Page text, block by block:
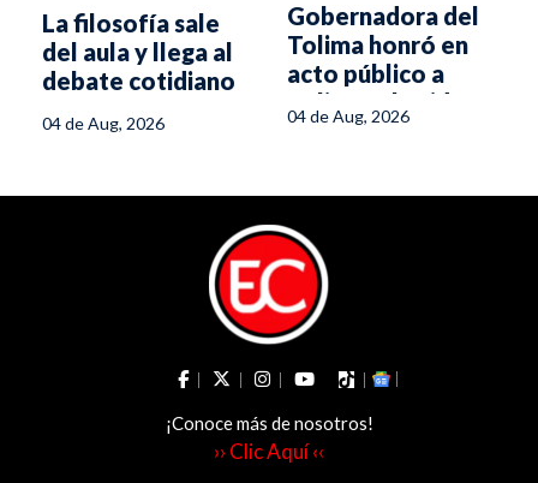
La filosofía sale
del aula y llega al
debate cotidiano
04 de Aug, 2026
Gobernadora del
Tolima honró en
acto público a
policías abatidos
en Ataco
04 de Aug, 2026
¡Conoce más de nosotros!
›› Clic Aquí ‹‹